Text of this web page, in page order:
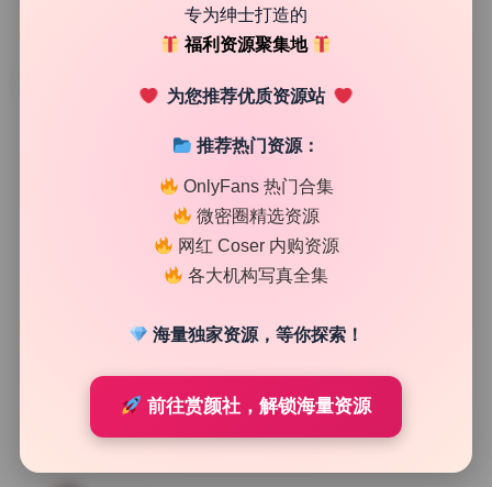
林幼一&杉菜 5套写真合集 无水印原档 持续更新
专为绅士打造的
福利资源聚集地
为您推荐优质资源站
推荐热门资源：
OnlyFans 热门合集
微密圈精选资源
网红 Coser 内购资源
各大机构写真全集
海量独家资源，等你探索！
前往赏颜社，解锁海量资源